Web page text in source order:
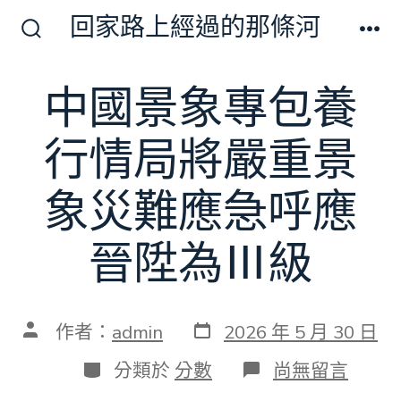
開
關
回家路上經過的那條河
中國景象專包養
行情局將嚴重景
象災難應急呼應
晉陞為Ⅲ級
文 作者： admin 發
表
日
期
2026 年 5 月 30 日
分
類
分類於 分數 在
〈中
尚無留言